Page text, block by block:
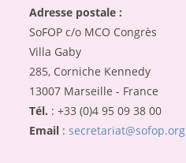
Adresse postale :
SoFOP c/o MCO Congrès
Villa Gaby
285, Corniche Kennedy
13007 Marseille - France
Tél. : +33 (0)4 95 09 38 00
Email :secretariat@sofop.org